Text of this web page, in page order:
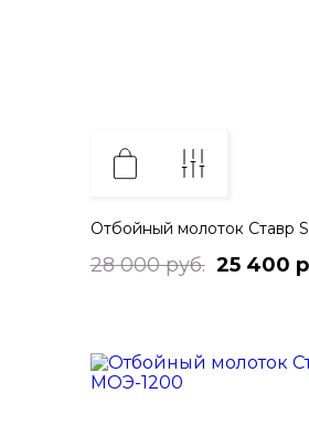
Отбойный молоток Ставр
28 000 руб. 25 400